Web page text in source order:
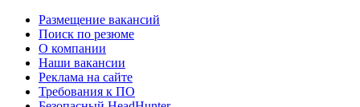
Размещение вакансий
Поиск по резюме
О компании
Наши вакансии
Реклама на сайте
Требования к ПО